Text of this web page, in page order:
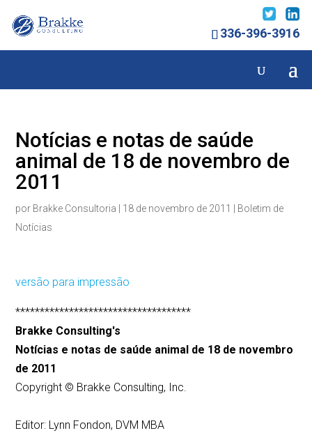
336-396-3916
Notícias e notas de saúde
animal de 18 de novembro de
2011
por Brakke Consultoria 18 de novembro de 2011
Boletim de
Notícias
versão para impressão
************************************
Brakke Consulting's
Notícias e notas de saúde animal de 18 de novembro
de 2011
Copyright © Brakke Consulting, Inc.
Editor: Lynn Fondon, DVM MBA